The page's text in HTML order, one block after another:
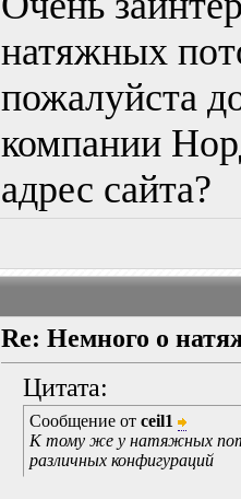
натяжных
пожалуйста
компании
адрес сайта?
Re: Немного о
Цитата:
Сообщение от ceil1
К тому же у натяжных
различных конфигураций